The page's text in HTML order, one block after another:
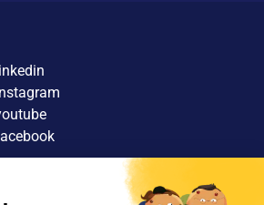
nos agences